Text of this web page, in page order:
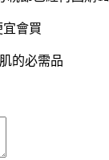
宜會買
的必需品